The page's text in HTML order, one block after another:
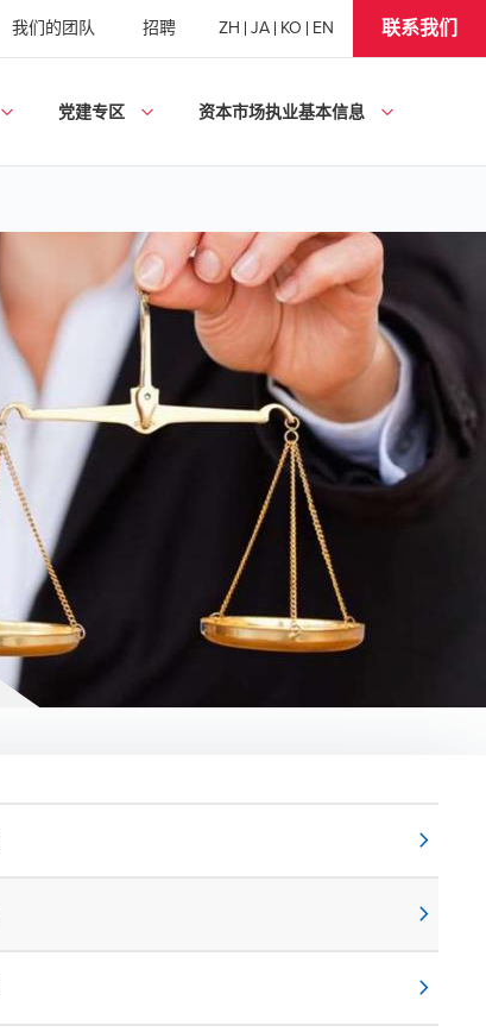
我们的团队 招聘 ZH JA KO EN 联系我们
党建专区 资本市场执业基本信息
chevron_right
chevron_right
chevron_right